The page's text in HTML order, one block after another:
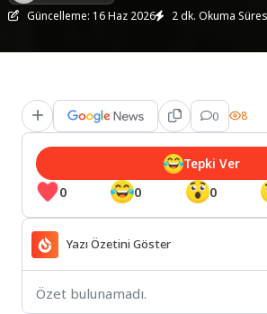
Güncelleme: 16 Haz 2026
2 dk. Okuma
0 8
0 0 0
Tepki Ver
Yazı Özetini Göster
Özet bulunamadı.